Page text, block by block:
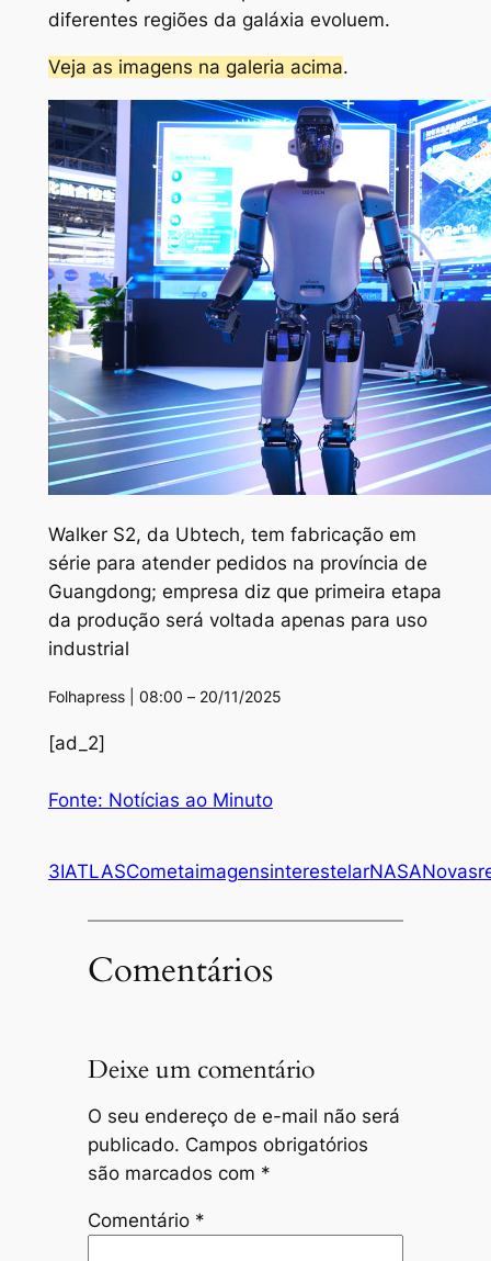
diferentes regiões da galáxia evoluem.
Veja as imagens na galeria acima.
Walker S2, da Ubtech, tem fabricação em
série para atender pedidos na província de
Guangdong; empresa diz que primeira etapa
da produção será voltada apenas para uso
industrial
Folhapress | 08:00 – 20/11/2025
[ad_2]
Fonte: Notícias ao Minuto
3IATLASCometaimagensinterestelarNASANovas
Comentários
Deixe um comentário
O seu endereço de e-mail não será
publicado. Campos obrigatórios
são marcados com *
Comentário *